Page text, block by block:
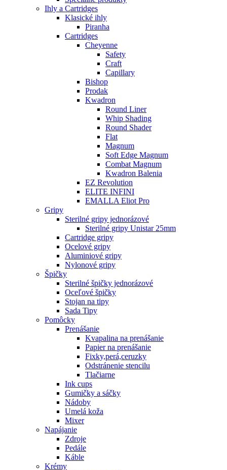
Ihly a Cartridges
Klasické ihly
Piranha
Cartridges
Cheyenne
Safety
Craft
Capillary
Bishop
Prodak
Kwadron
Round Liner
Whip Shading
Round Shader
Flat
Magnum
Soft Edge Magnum
Combat Magnum
Kwadron Balenia
EZ Revolution
ELITE INFINI
EMALLA Eliot Pro
Gripy
Sterilné gripy jednorázové
Sterilné gripy Unistar 25mm
Cartridge gripy
Ocelové gripy
Aluminiové gripy
Nylonové gripy
Špičky
Sterilné špičky jednorázové
Oceľové špičky
Stojan na tipy
Sada Tipy
Pomôcky
Prenášanie
Kvapalina na prenášanie
Papier na prenášanie
Fixky,perá,ceruzky
Odstránenie stencilu
Tlačiarne
Ink cups
Gumičky a sáčky
Nádoby
Umelá koža
Mixer
Napájanie
Zdroje
Pedále
Káble
Krémy